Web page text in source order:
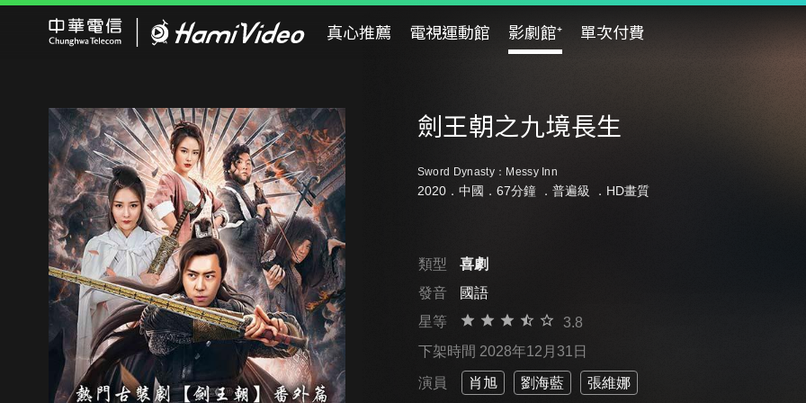
真心推薦 電視運動館 影劇館⁺ 單次付費
劍王朝之九境長生
Sword Dynasty：Messy Inn
2020．中國．67分鐘 ． 普遍級 ．HD畫質
類型
喜劇
發音
國語
星等
3.8
下架時間 2028年12月31日
演員 肖旭 劉海藍 張維娜